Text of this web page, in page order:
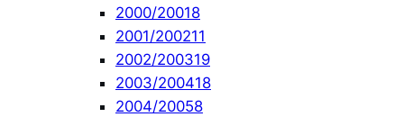
2000/20018
2001/200211
2002/200319
2003/200418
2004/20058